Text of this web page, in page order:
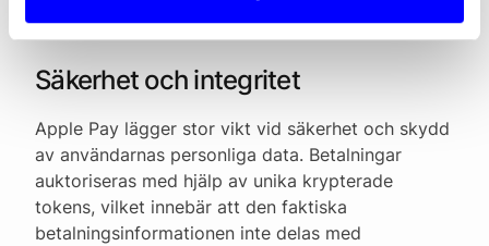
Säkerhet och integritet
Apple Pay lägger stor vikt vid säkerhet och skydd
av användarnas personliga data. Betalningar
auktoriseras med hjälp av unika krypterade
tokens, vilket innebär att den faktiska
betalningsinformationen inte delas med